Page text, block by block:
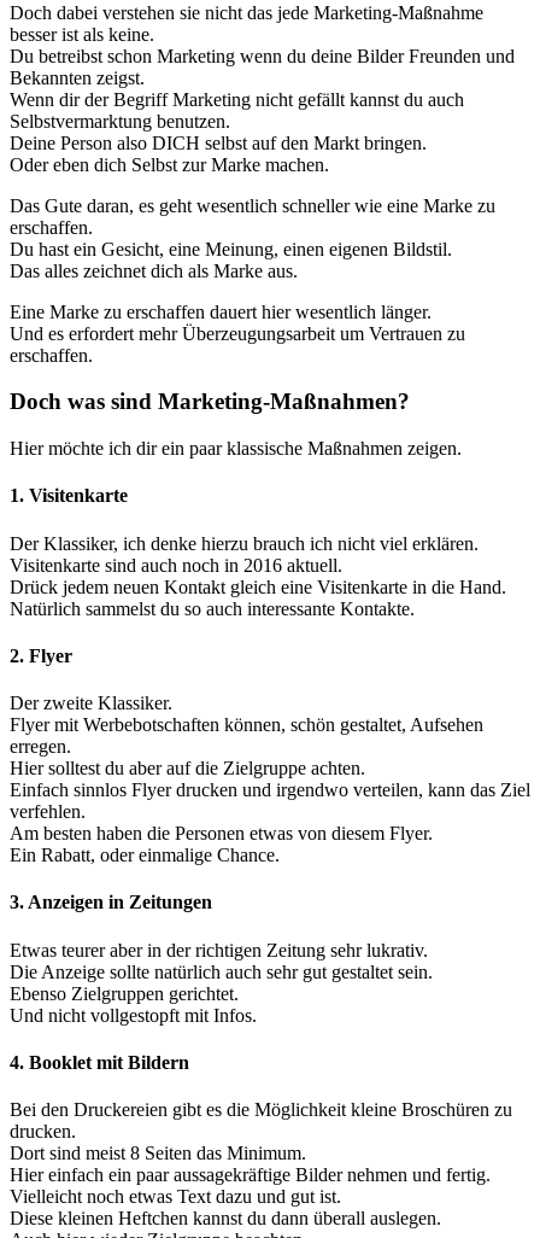
Doch dabei verstehen sie nicht das jede Marketing-Maßnahme
besser ist als keine.
Du betreibst schon Marketing wenn du deine Bilder Freunden und
Bekannten zeigst.
Wenn dir der Begriff Marketing nicht gefällt kannst du auch
Selbstvermarktung benutzen.
Deine Person also DICH selbst auf den Markt bringen.
Oder eben dich Selbst zur Marke machen.
Das Gute daran, es geht wesentlich schneller wie eine Marke zu
erschaffen.
Du hast ein Gesicht, eine Meinung, einen eigenen Bildstil.
Das alles zeichnet dich als Marke aus.
Eine Marke zu erschaffen dauert hier wesentlich länger.
Und es erfordert mehr Überzeugungsarbeit um Vertrauen zu
erschaffen.
Doch was sind Marketing-Maßnahmen?
Hier möchte ich dir ein paar klassische Maßnahmen zeigen.
1. Visitenkarte
Der Klassiker, ich denke hierzu brauch ich nicht viel erklären.
Visitenkarte sind auch noch in 2016 aktuell.
Drück jedem neuen Kontakt gleich eine Visitenkarte in die Hand.
Natürlich sammelst du so auch interessante Kontakte.
2. Flyer
Der zweite Klassiker.
Flyer mit Werbebotschaften können, schön gestaltet, Aufsehen
erregen.
Hier solltest du aber auf die Zielgruppe achten.
Einfach sinnlos Flyer drucken und irgendwo verteilen, kann das Ziel
verfehlen.
Am besten haben die Personen etwas von diesem Flyer.
Ein Rabatt, oder einmalige Chance.
3. Anzeigen in Zeitungen
Etwas teurer aber in der richtigen Zeitung sehr lukrativ.
Die Anzeige sollte natürlich auch sehr gut gestaltet sein.
Ebenso Zielgruppen gerichtet.
Und nicht vollgestopft mit Infos.
4. Booklet mit Bildern
Bei den Druckereien gibt es die Möglichkeit kleine Broschüren zu
drucken.
Dort sind meist 8 Seiten das Minimum.
Hier einfach ein paar aussagekräftige Bilder nehmen und fertig.
Vielleicht noch etwas Text dazu und gut ist.
Diese kleinen Heftchen kannst du dann überall auslegen.